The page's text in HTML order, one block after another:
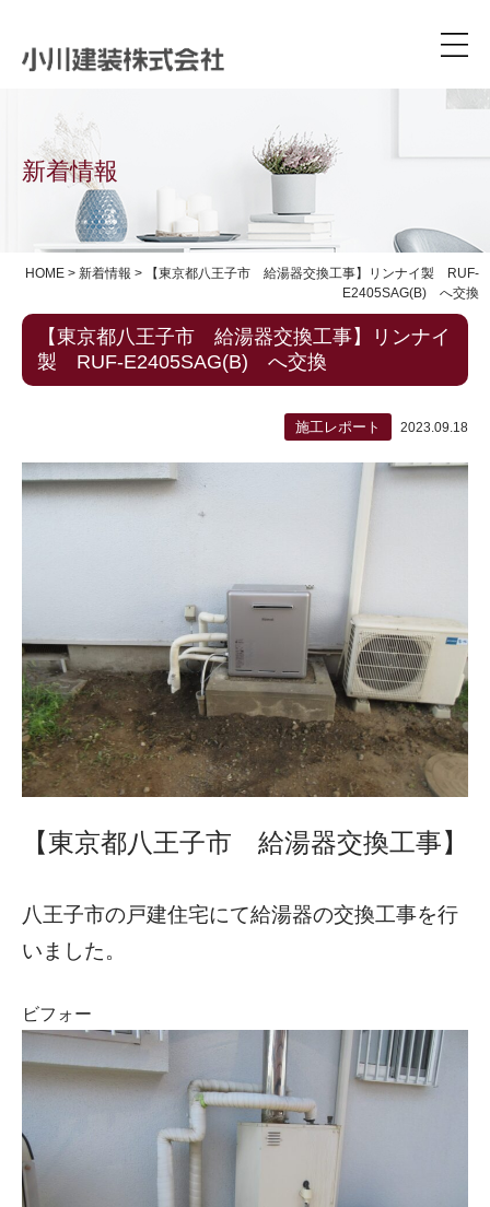
新着情報
HOME > 新着情報 >
【東京都八王子市 給湯器交換工事】リンナイ製 RUF-
E2405SAG(B) へ交換
【東京都八王子市 給湯器交換工事】リンナイ
製 RUF-E2405SAG(B) へ交換
施工レポート 2023.09.18
【東京都八王子市 給湯器交換工事】
八王子市の戸建住宅にて給湯器の交換工事を行
いました。
ビフォー